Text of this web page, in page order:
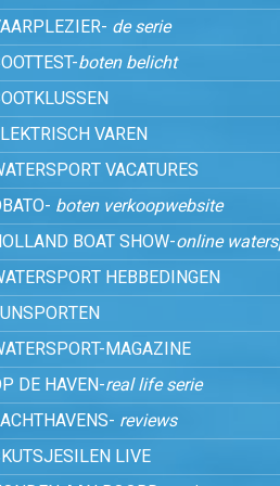
de serie
boten belicht
VAREN
VACATURES
boten verkoopwebsite
BOAT SHOW-online
HEBBEDINGEN
MAGAZINE
DE HAVEN-real life serie
reviews
LIVE